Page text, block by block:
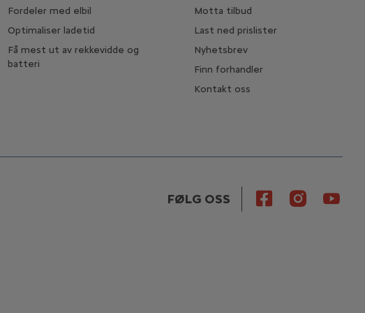
Takfarge i bilens farge
Fordeler med elbil
Optimaliser ladetid
Få mest ut av rekkevidde og
batteri
Motta tilbud
Last ned prislister
Nyhetsbrev
Finn forhandler
Kontakt oss
FØLG OSS